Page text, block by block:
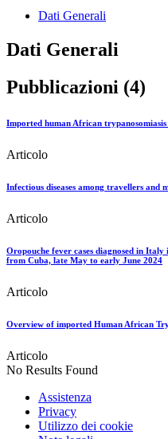
Dati Generali
Dati Generali
Pubblicazioni (4)
Imported human African
Articolo
Infectious diseases among travellers
Articolo
Oropouche fever cases diagnosed in
from Cuba, late May to early June 2024
Articolo
Overview of imported Human African
Articolo
No Results Found
Assistenza
Privacy
Utilizzo dei cookie